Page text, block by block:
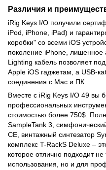
Различия и
iRig Keys I/O получили
iPod, iPhone, iPad) и
коробки" со всеми iOS
поколение iPhone,
Lighting кабель позволяет
Apple iOS гаджетам, а USB-
соединения с Mac и ПК.
Вместе с iRig Keys I/O 49 вы
профессиональных
стоимостью более 750$.
SampleTank 3,
CE, винтажный синтезатор
комплекс T-RackS Deluxe –
которое отлично подходит
использования, но и для